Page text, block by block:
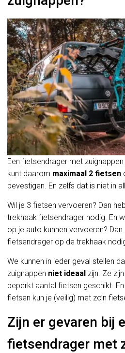
Een fietsendrager met zuignappen
kunt daarom maximaal 2 fietsen
bevestigen. En zelfs dat is niet in
Wil je 3 fietsen vervoeren? Dan
trekhaak fietsendrager nodig. En
op je auto kunnen vervoeren?
fietsendrager op de trekhaak
We kunnen in ieder geval stellen
zuignappen niet ideaal zijn. Ze
beperkt aantal fietsen geschikt.
fietsen kun je (veilig) met zo’n
Zijn er gevaren bij
fietsendrager met